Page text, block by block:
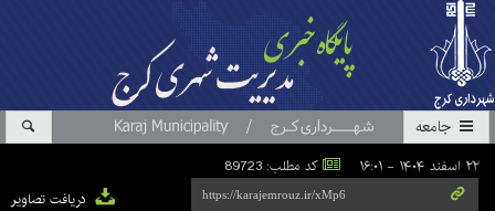
جامعه
۲۲ اسفند ۱۴۰۴ - ۱۶:۰۱
کد مطلب: 89723
دریافت تصاویر